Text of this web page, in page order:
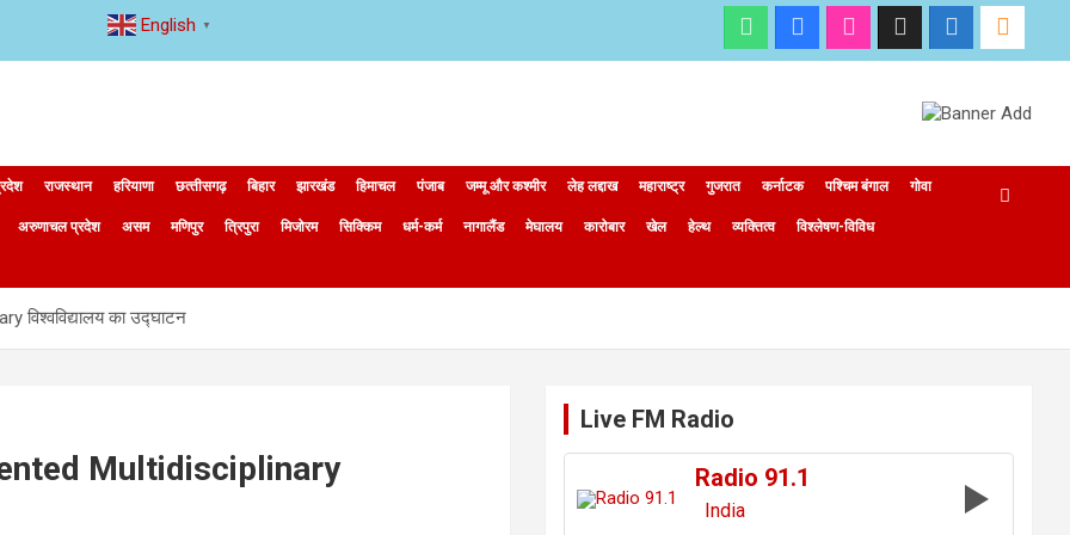
राजस्थान हरियाणा छत्‍तीसगढ़ बिहार झारखंड हिमाचल पंजाब जम्मू और कश्मीर लेह लद्दाख महाराष्ट्र गुजरात कर्नाटक पश्चिम बंगाल गोवा
अरुणाचल प्रदेश असम मणिपुर त्रिपुरा मिजोरम सिक्किम धर्म-कर्म नागालैंड मेघालय कारोबार खेल हेल्थ व्यक्तित्व विश्लेषण-विविध
का उद्घाटन
Multidisciplinary
Live FM Radio
Radio 91.1
India
English ▼